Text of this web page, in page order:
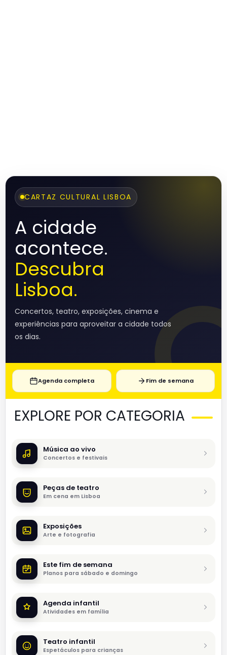
CARTAZ CULTURAL LISBOA
A cidade
acontece.
Descubra
Lisboa.
Concertos, teatro, exposições, cinema e
experiências para aproveitar a cidade todos
os dias.
Agenda completa Fim de semana
EXPLORE POR CATEGORIA
Música ao vivo
Concertos e festivais
Peças de teatro
Em cena em Lisboa
Exposições
Arte e fotografia
Este fim de semana
Planos para sábado e domingo
Agenda infantil
Atividades em família
Teatro infantil
Espetáculos para crianças